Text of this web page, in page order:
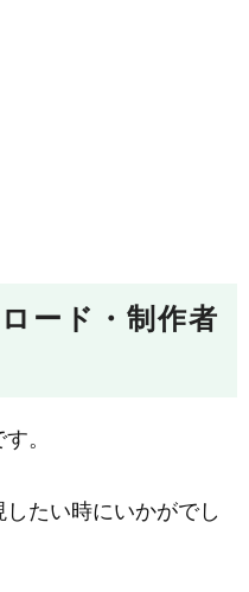
ード・制作者
。
たい時にいかがでし